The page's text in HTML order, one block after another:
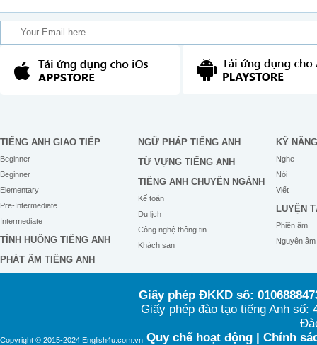
TIẾNG ANH GIAO TIẾP
Beginner
Beginner
Elementary
Pre-Intermediate
Intermediate
TÌNH HUỐNG TIẾNG ANH
PHÁT ÂM TIẾNG ANH
NGỮ PHÁP TIẾNG ANH
TỪ VỰNG TIẾNG ANH
TIẾNG ANH CHUYÊN NGÀNH
Kế toán
Du lịch
Công nghệ thông tin
Khách sạn
KỸ NĂNG
Nghe
Nói
Viết
LUYỆN
Phiên âm
Nguyên âm
Copyright © 2015-2024 English4u.com.vn
Giấy phép ĐKKD số:
Giấy phép đào tạo tiếng Anh
Quy chế hoạt động| Chính